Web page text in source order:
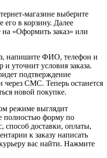
магазине выберите
его в корзину. Далее
«Оформить заказ» или
напишите ФИО, телефон и
уточнит условия заказа.
подтверждение
через СМС. Теперь останется
новой покупке.
режиме выглядит
полностью форму по
способ доставки, оплаты,
к заказу написать
вас найти. Нажмите